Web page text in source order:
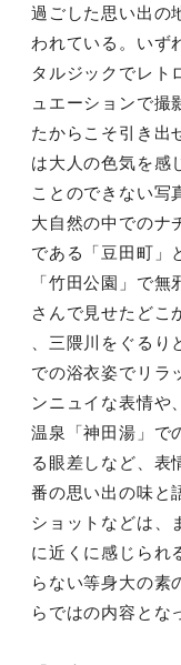
過ごした思い出の
われている。いず
タルジックでレト
ュエーションで撮
たからこそ引き出
は大人の色気を感
ことのできない写
大自然の中でのナ
である「豆田町」
「竹田公園」で
さんで見せたどこ
、三隈川をぐる
での浴衣姿でリラ
ンニュイな表情や
温泉「神田湯」で
る眼差しなど、表
番の思い出の味と
ショットなどは、
に近くに感じられ
らない等身大の素
らではの内容とな